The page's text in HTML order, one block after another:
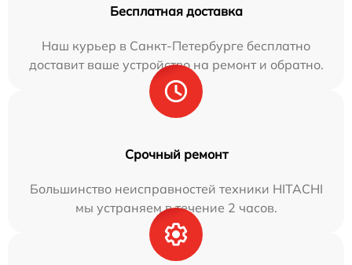
Бесплатная доставка
Наш курьер в Санкт-Петербурге бесплатно
доставит ваше устройство на ремонт и обратно.
Срочный ремонт
Большинство неисправностей техники HITACHI
мы устраняем в течение 2 часов.